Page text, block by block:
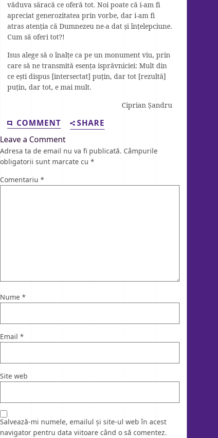
văduva săracă ce oferă tot. Noi poate că i-am fi
apreciat generozitatea prin vorbe, dar i-am fi
atras atenția că Dumnezeu ne-a dat și înțelepciune.
Cum să oferi tot?!
Isus alege să o înalțe ca pe un monument viu, prin
care să ne transmită esența isprăvniciei: Mult din
ce ești dispus [intersectat] puțin, dar tot [rezultă]
puțin, dar tot, e mai mult.
Ciprian Șandru
COMMENT
SHARE
Leave a Comment
Adresa ta de email nu va fi publicată. Câmpurile
obligatorii sunt marcate cu *
Comentariu *
Nume *
Email *
Site web
Salvează-mi numele, emailul și site-ul web în acest
navigator pentru data viitoare când o să comentez.